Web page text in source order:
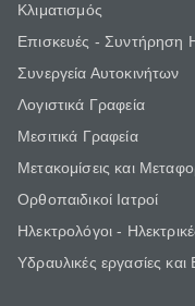
Κλιματισμός
Επισκευές - Συντήρηση
Συνεργεία Αυτοκινήτων
Λογιστικά Γραφεία
Μεσιτικά Γραφεία
Μετακομίσεις και
Ορθοπαιδικοί Ιατροί
Ηλεκτρολόγοι -
Υδραυλικές εργασίες και